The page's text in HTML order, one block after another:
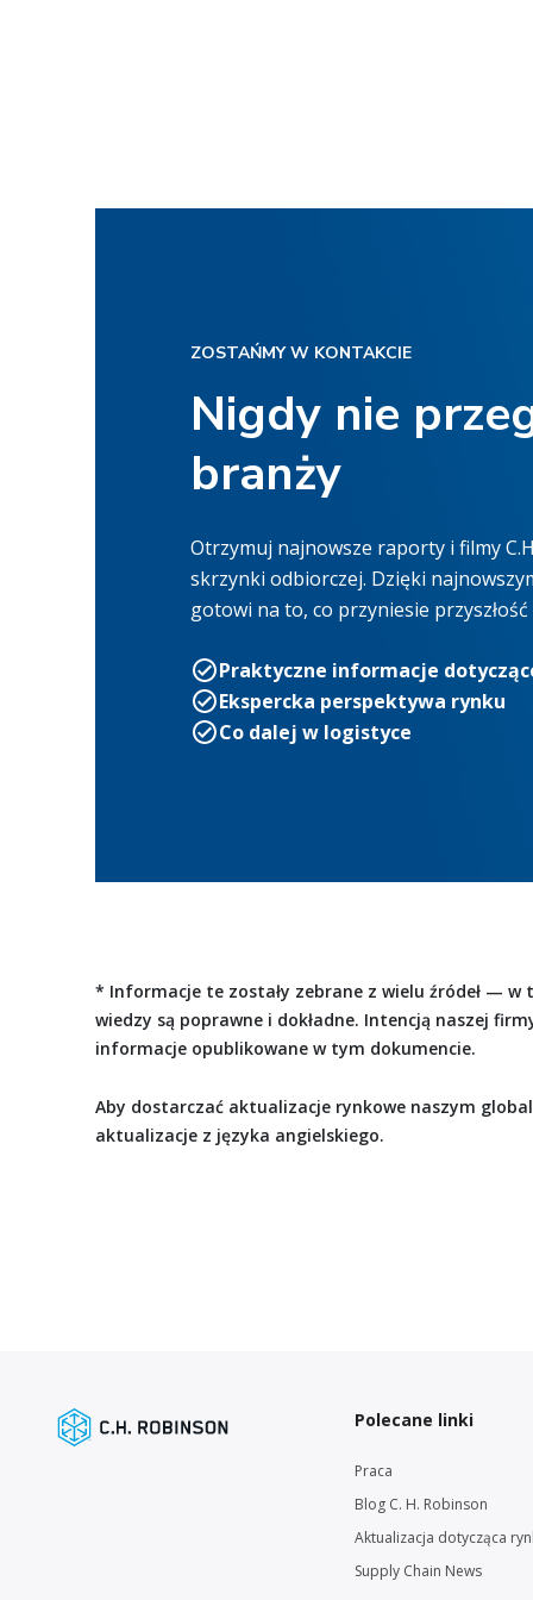
ZOSTAŃMY W KONTAKCIE
Nigdy nie
branży
Otrzymuj najnowsze raporty i filmy
skrzynki odbiorczej. Dzięki
gotowi na to, co przyniesie
Praktyczne informacje
Ekspercka perspektywa rynku
Co dalej w logistyce
* Informacje te zostały zebrane z wielu źródeł — w
wiedzy są poprawne i dokładne. Intencją naszej
informacje opublikowane w tym dokumencie.
Aby dostarczać aktualizacje rynkowe naszym
aktualizacje z języka angielskiego.
Polecane linki
Praca
Blog C. H. Robinson
Aktualizacja dotycząca
Supply Chain News